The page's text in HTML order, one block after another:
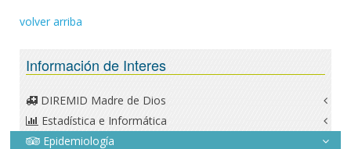
volver arriba
Información de Interes
DIREMID Madre de Dios
Estadística e Informática
Epidemiología